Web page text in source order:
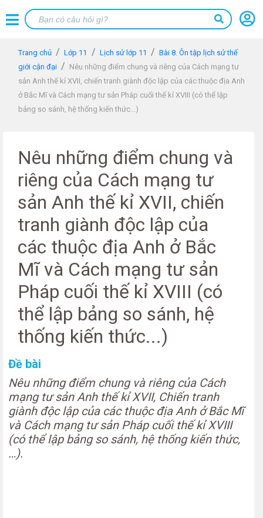
Trang chủ Lớp 11 Lịch sử lớp 11
Bài 8. Ôn tập lịch sử thế
giới cận đại
Nêu những điểm chung và riêng của Cách mạng tư
sản Anh thế kỉ XVII, chiến tranh giành độc lập của các thuộc địa Anh
ở Bắc Mĩ và Cách mạng tư sản Pháp cuối thế kỉ XVIII (có thể lập
bảng so sánh, hệ thống kiến thức...)
Nêu những điểm chung và
riêng của Cách mạng tư
sản Anh thế kỉ XVII, chiến
tranh giành độc lập của
các thuộc địa Anh ở Bắc
Mĩ và Cách mạng tư sản
Pháp cuối thế kỉ XVIII (có
thể lập bảng so sánh, hệ
thống kiến thức...)
Đề bài
Nêu những điểm chung và riêng của Cách
mạng tư sản Anh thế kỉ XVII, Chiến tranh
giành độc lập của các thuộc địa Anh ở Bắc Mĩ
và Cách mạng tư sản Pháp cuối thế kỉ XVIII
(có thể lập bảng so sánh, hệ thống kiến thức,
…).